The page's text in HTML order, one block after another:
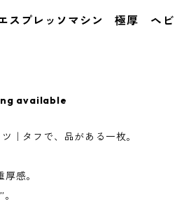
スプレッソマシン 極厚 ヘビ
available
｜タフで、品がある一枚。
感。